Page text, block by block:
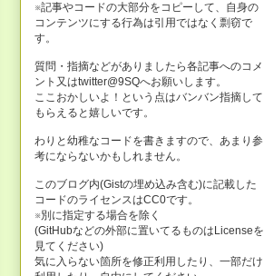
※記事やコードの大部分をコピーして、自身の
コンテンツにする行為は引用ではなく剽窃で
す。
質問・指摘などがありましたら各記事へのコメ
ント又はtwitter@9SQへお願いします。
ここおかしいよ！という点はバンバン指摘して
もらえると嬉しいです。
わりと幼稚なコードを書きますので、あまり参
考にならないかもしれません。
このブログ内(Gistの埋め込み含む)に記載した
コードのライセンスはCC0です。
※別に指定する場合を除く
(GitHubなどの外部に置いてるものはLicenseを
見てください)
気に入らない箇所を修正利用したり、一部だけ